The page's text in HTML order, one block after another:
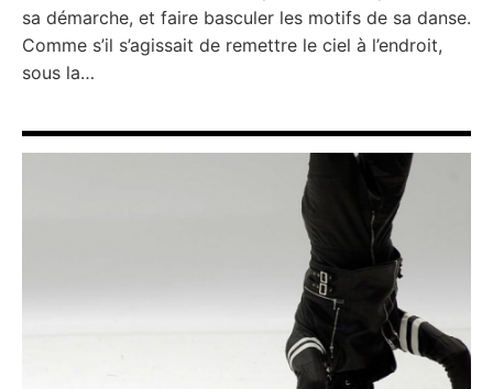
sa démarche, et faire basculer les motifs de sa danse.
Comme s’il s’agissait de remettre le ciel à l’endroit,
sous la…